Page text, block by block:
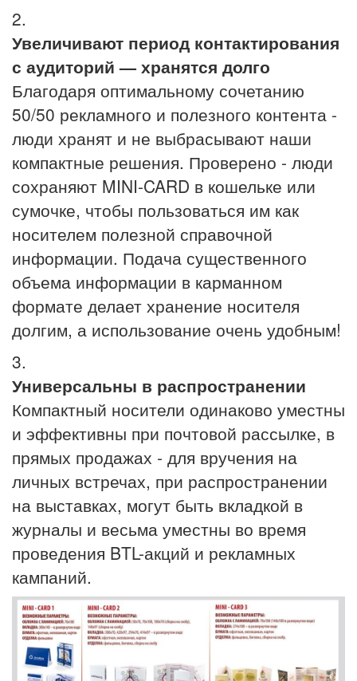
2.
Увеличивают период контактирования
с аудиторий — хранятся долго
Благодаря оптимальному сочетанию
50/50 рекламного и полезного контента -
люди хранят и не выбрасывают наши
компактные решения. Проверено - люди
сохраняют MINI-CARD в кошельке или
сумочке, чтобы пользоваться им как
носителем полезной справочной
информации. Подача существенного
объема информации в карманном
формате делает хранение носителя
долгим, а использование очень удобным!
3.
Универсальны в распространении
Компактный носители одинаково уместны
и эффективны при почтовой рассылке, в
прямых продажах - для вручения на
личных встречах, при распространении
на выставках, могут быть вкладкой в
журналы и весьма уместны во время
проведения BTL-акций и рекламных
кампаний.